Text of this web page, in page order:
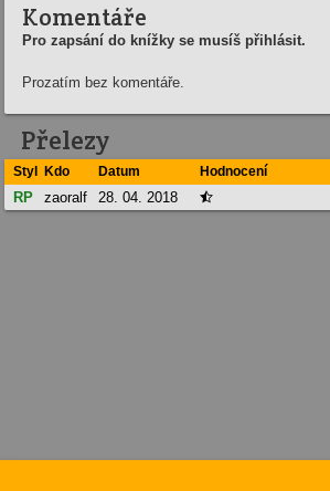
Komentáře
Pro zapsání do knížky se musíš přihlásit.
Prozatím bez komentáře.
Přelezy
Styl Kdo Datum Hodnocení
RP zaoralf 28. 04. 2018 